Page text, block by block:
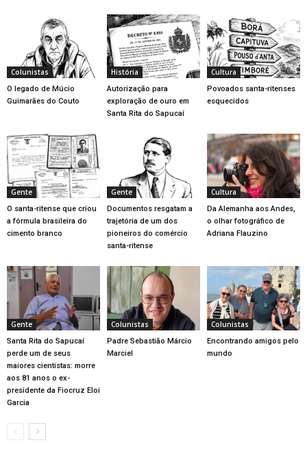
Colunistas
O legado de Múcio
Guimarães do Couto
História
Autorização para
exploração de ouro em
Santa Rita do Sapucaí
Cultura
Povoados santa-ritenses
esquecidos
Gente
O santa-ritense que criou
a fórmula brasileira do
cimento branco
Gente
Documentos resgatam a
trajetória de um dos
pioneiros do comércio
santa-ritense
Cultura
Da Alemanha aos Andes,
o olhar fotográfico de
Adriana Flauzino
Gente
Santa Rita do Sapucaí
perde um de seus
maiores cientistas: morre
aos 81 anos o ex-
presidente da Fiocruz Eloi
Garcia
Colunistas
Padre Sebastião Márcio
Marciel
Colunistas
Encontrando amigos pelo
mundo